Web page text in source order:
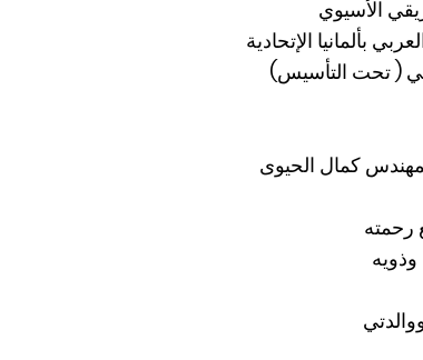
الأسيوي
بألمانيا الإتحادية
( تحت التأسيس)
كمال الحيوى
رحمته